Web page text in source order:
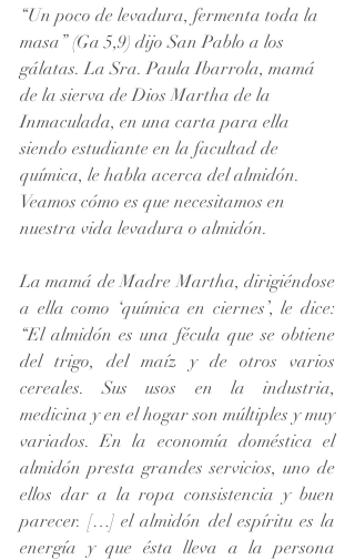
“Un poco de levadura, fermenta toda la
masa” (Ga 5,9) dijo San Pablo a los
gálatas. La Sra. Paula Ibarrola, mamá
de la sierva de Dios Martha de la
Inmaculada, en una carta para ella
siendo estudiante en la facultad de
química, le habla acerca del almidón.
Veamos cómo es que necesitamos en
nuestra vida levadura o almidón.
La mamá de Madre Martha, dirigiéndose
a ella como ‘química en ciernes’, le dice:
“El almidón es una fécula que se obtiene
del trigo, del maíz y de otros varios
cereales. Sus usos en la industria,
medicina y en el hogar son múltiples y muy
variados. En la economía doméstica el
almidón presta grandes servicios, uno de
ellos dar a la ropa consistencia y buen
parecer. […] el almidón del espíritu es la
energía y que ésta lleva a la persona